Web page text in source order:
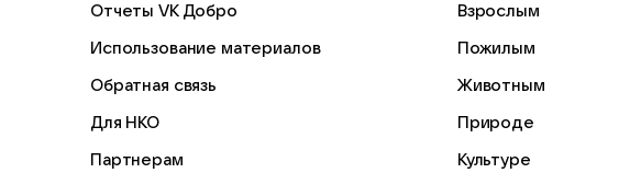
Отчеты VK Добро
Использование материалов
Обратная связь
Для НКО
Партнерам
Взрослым
Пожилым
Животным
Природе
Культуре